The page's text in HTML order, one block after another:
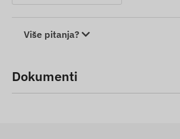
Više pitanja?
Dokumenti